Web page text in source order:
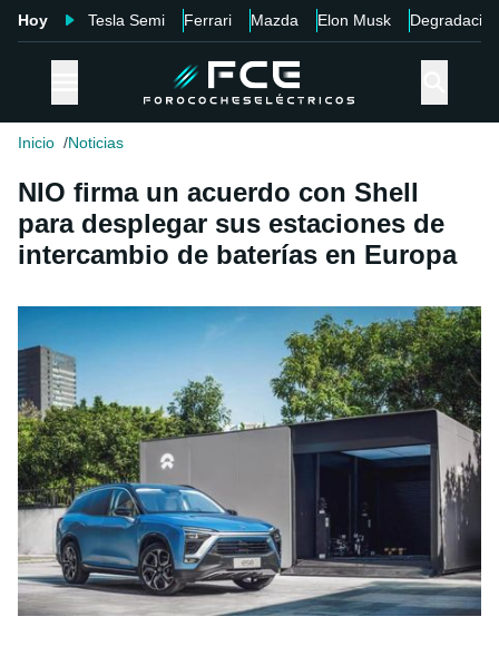
Hoy Tesla Semi Ferrari Mazda Elon Musk Degradación
Inicio Noticias
NIO firma un acuerdo con Shell
para desplegar sus estaciones de
intercambio de baterías en Europa